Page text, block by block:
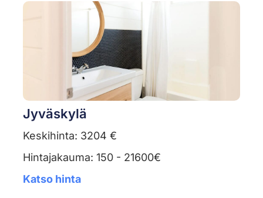
Jyväskylä
Keskihinta: 3204 €
Hintajakauma: 150 - 21600€
Katso hinta